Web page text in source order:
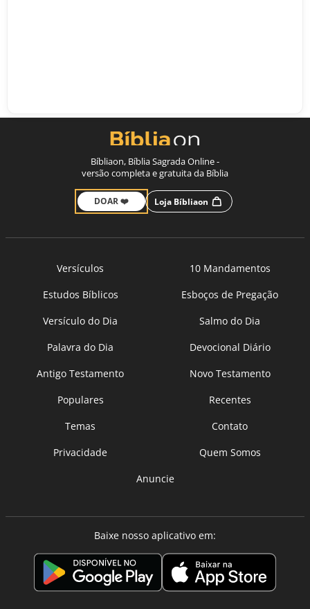
Bíbliaon, Bíblia Sagrada Online -
versão completa e gratuita da Bíblia
DOAR ❤️ Loja Bíbliaon
Versículos
10 Mandamentos
Estudos Bíblicos
Esboços de Pregação
Versículo do Dia
Salmo do Dia
Palavra do Dia
Devocional Diário
Antigo Testamento
Novo Testamento
Populares
Recentes
Temas
Contato
Privacidade
Quem Somos
Anuncie
Baixe nosso aplicativo em: